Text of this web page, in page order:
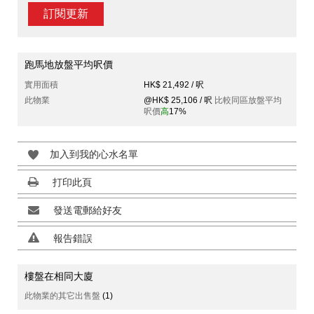
訂閱更新
跑馬地放盤平均呎價
實用面積
HK$ 21,492 / 呎
此物業
@HK$ 25,106 / 呎 比較同區放盤平均
呎價高17%
加入到我的心水名單
打印此頁
發送電郵給好友
報告錯誤
樓盤在相同大廈
此物業的其它出售盤 (1)